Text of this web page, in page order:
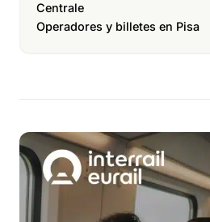
Centrale
Operadores y billetes en Pisa